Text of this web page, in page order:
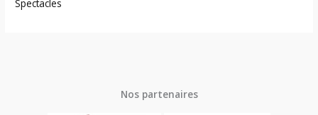
Spectacles
Nos partenaires